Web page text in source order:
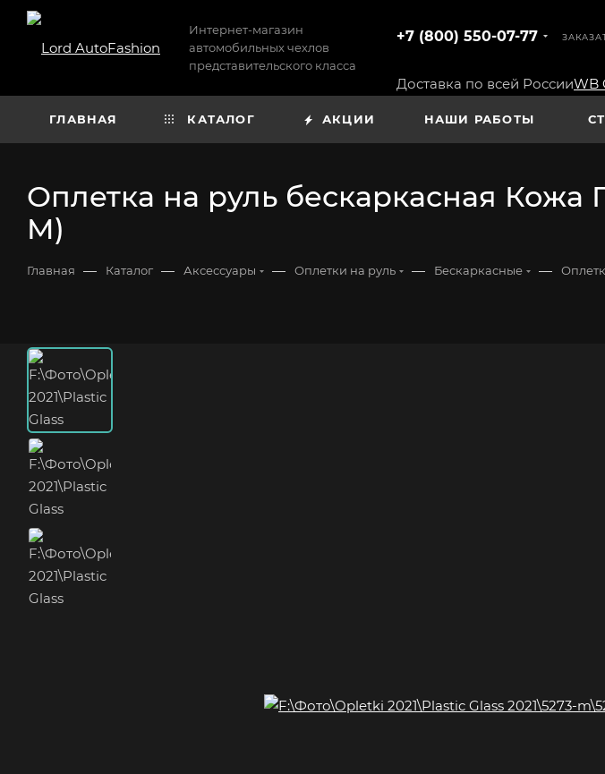
Интернет-магазин
автомобильных чехлов
представительского класса
+7 (800) 550-07-77
Доставка по всей РоссииWB
ГЛАВНАЯ КАТАЛОГ АКЦИИ НАШИ РАБОТЫ
Оплетка на руль бескаркасная
M)
Главная — Каталог — Аксессуары — Оплетки на руль — Бескаркасные —